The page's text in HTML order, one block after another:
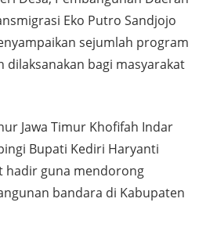
Eko Putro Sandjojo
sejumlah program
dilaksanakan bagi masyarakat
Jawa Timur Khofifah Indar
Bupati Kediri Haryanti
hadir guna mendorong
bandara di Kabupaten